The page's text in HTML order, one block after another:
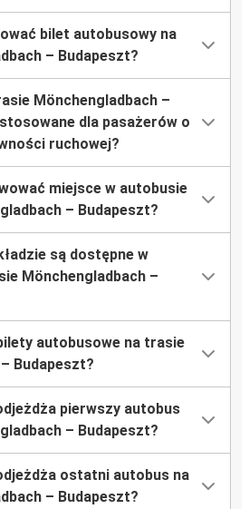
bilet autobusowy na
– Budapeszt?
Mönchengladbach –
dla pasażerów o
ruchowej?
miejsce w autobusie
– Budapeszt?
są dostępne w
Mönchengladbach –
autobusowe na trasie
Budapeszt?
pierwszy autobus
– Budapeszt?
ostatni autobus na
– Budapeszt?